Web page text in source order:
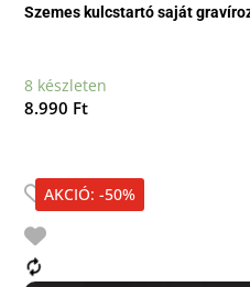
Szemes kulcstartó saját
8 készleten
8.990 Ft
AKCIÓ: -50%